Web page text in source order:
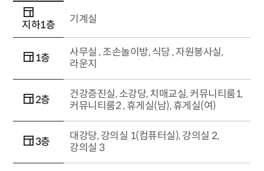
지하1층 기계실
1층
사무실 , 조손놀이방, 식당 , 자원봉사실,
라운지
2층
건강증진실, 소강당, 치매교실, 커뮤니티룸1,
커뮤니티룸2 , 휴게실(남), 휴게실(여)
3층
대강당, 강의실 1(컴퓨터실), 강의실 2,
강의실 3